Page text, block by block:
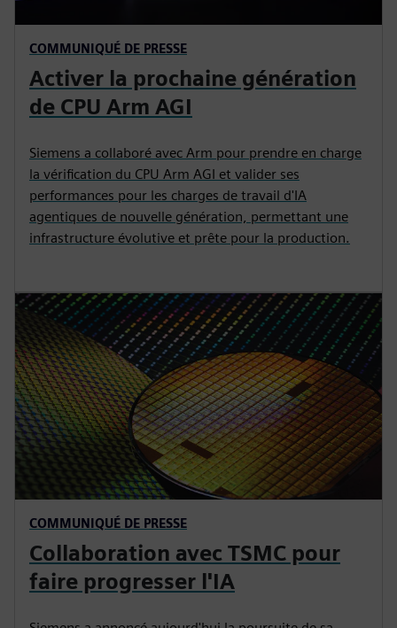
COMMUNIQUÉ DE PRESSE
Activer la prochaine génération
de CPU Arm AGI
Siemens a collaboré avec Arm pour prendre en charge
la vérification du CPU Arm AGI et valider ses
performances pour les charges de travail d'IA
agentiques de nouvelle génération, permettant une
infrastructure évolutive et prête pour la production.
COMMUNIQUÉ DE PRESSE
Collaboration avec TSMC pour
faire progresser l'IA